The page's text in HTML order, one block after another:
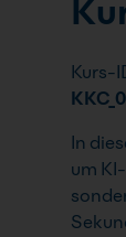
Kurs-
In
um